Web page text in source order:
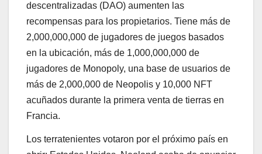
descentralizadas (DAO) aumenten las
recompensas para los propietarios. Tiene más de
2,000,000,000 de jugadores de juegos basados ​​
en la ubicación, más de 1,000,000,000 de
jugadores de Monopoly, una base de usuarios de
más de 2,000,000 de Neopolis y 10,000 NFT
acuñados durante la primera venta de tierras en
Francia.
Los terratenientes votaron por el próximo país en